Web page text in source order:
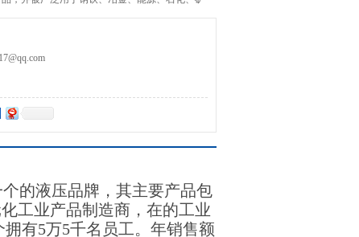
重点企业。
的液压品牌，其主要产品包
工业产品制造商，在的工业
有5万5千名员工。年销售额